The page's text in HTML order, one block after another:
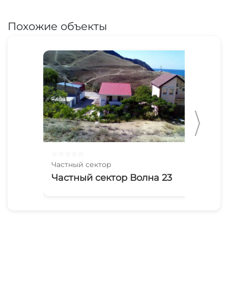
Похожие объекты
Частный сектор
Частный сектор Волна 23